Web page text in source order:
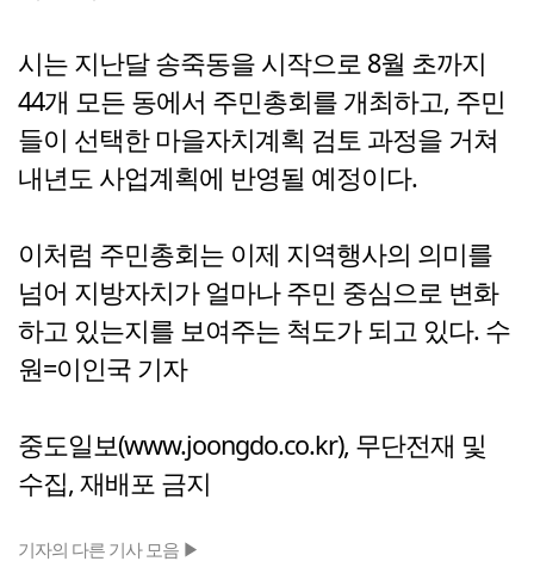
시는 지난달 송죽동을 시작으로 8월 초까지
44개 모든 동에서 주민총회를 개최하고, 주민
들이 선택한 마을자치계획 검토 과정을 거쳐
내년도 사업계획에 반영될 예정이다.
이처럼 주민총회는 이제 지역행사의 의미를
넘어 지방자치가 얼마나 주민 중심으로 변화
하고 있는지를 보여주는 척도가 되고 있다. 수
원=이인국 기자
중도일보(www.joongdo.co.kr), 무단전재 및
수집, 재배포 금지
기자의 다른 기사 모음 ▶